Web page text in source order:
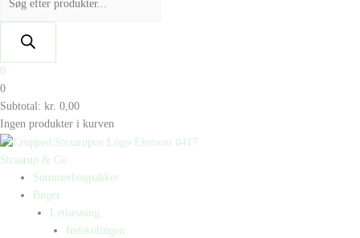
0
0
Subtotal: kr. 0,00
Ingen produkter i kurven
Straarup & Co
Sommerbogpakker
Bøger
Letlæsning
Indskolingen